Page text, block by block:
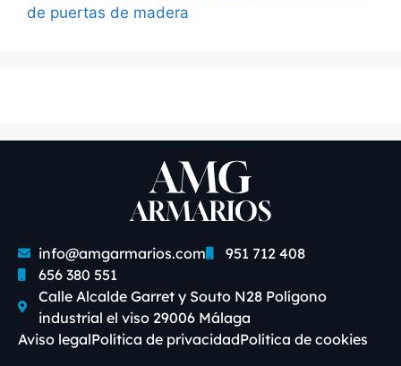
de puertas de madera
info@amgarmarios.com
951 712 408
656 380 551
Calle Alcalde Garret y Souto N28 Polígono
industrial el viso 29006 Málaga
Aviso legalPolítica de privacidadPolítica de cookies